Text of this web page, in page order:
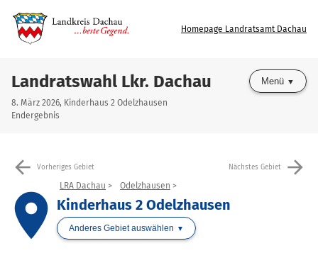
Homepage Landratsamt Dachau
Landratswahl Lkr. Dachau
8. März 2026, Kinderhaus 2 Odelzhausen
Endergebnis
Menü
arrow_back Vorheriges Gebiet Nächstes Gebiet arrow_forward
place
LRA Dachau Odelzhausen
Kinderhaus 2 Odelzhausen
Anderes Gebiet auswählen